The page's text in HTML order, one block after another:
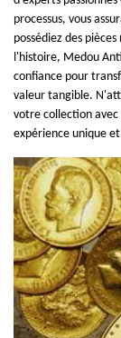
processus, vous
possédiez des
l'histoire, Medou
confiance pour
valeur tangible.
votre collection avec
expérience unique